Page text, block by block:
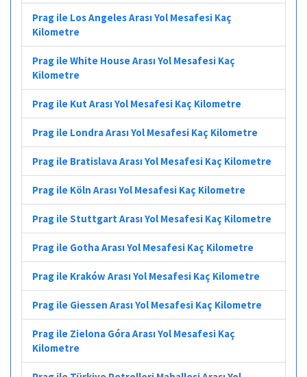
Prag ile Los Angeles Arası Yol Mesafesi Kaç
Kilometre
Prag ile White House Arası Yol Mesafesi Kaç
Kilometre
Prag ile Kut Arası Yol Mesafesi Kaç Kilometre
Prag ile Londra Arası Yol Mesafesi Kaç Kilometre
Prag ile Bratislava Arası Yol Mesafesi Kaç Kilometre
Prag ile Köln Arası Yol Mesafesi Kaç Kilometre
Prag ile Stuttgart Arası Yol Mesafesi Kaç Kilometre
Prag ile Gotha Arası Yol Mesafesi Kaç Kilometre
Prag ile Kraków Arası Yol Mesafesi Kaç Kilometre
Prag ile Giessen Arası Yol Mesafesi Kaç Kilometre
Prag ile Zielona Góra Arası Yol Mesafesi Kaç
Kilometre